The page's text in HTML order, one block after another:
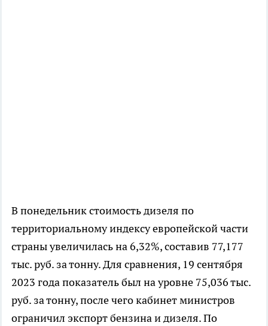
В понедельник стоимость дизеля по
территориальному индексу европейской части
страны увеличилась на 6,32%, составив 77,177
тыс. руб. за тонну. Для сравнения, 19 сентября
2023 года показатель был на уровне 75,036 тыс.
руб. за тонну, после чего кабинет министров
ограничил экспорт бензина и дизеля. По